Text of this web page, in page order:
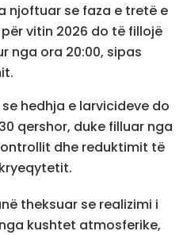
njoftuar se faza e tretë e
vitin 2026 do të fillojë
nga ora 20:00, sipas
hedhja e larvicideve do
qershor, duke filluar nga
dhe reduktimit të
theksuar se realizimi i
kushtet atmosferike,